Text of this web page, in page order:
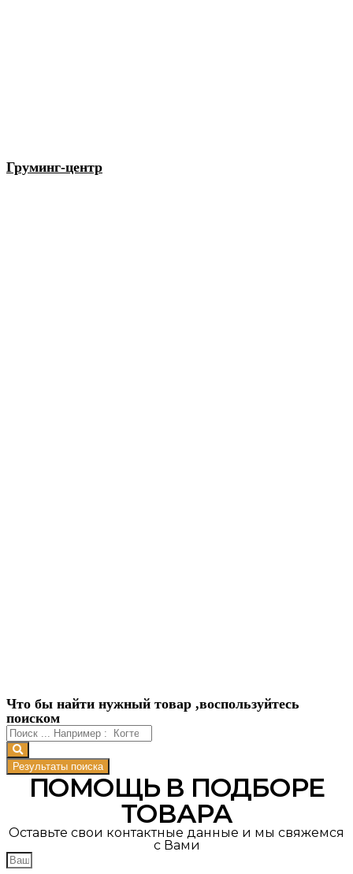
Груминг-центр
Что бы найти нужный товар ,воспользуйтесь
поиском
Результаты поиска
ПОМОЩЬ В ПОДБОРЕ
ТОВАРА
Оставьте свои контактные данные и мы свяжемся
с Вами